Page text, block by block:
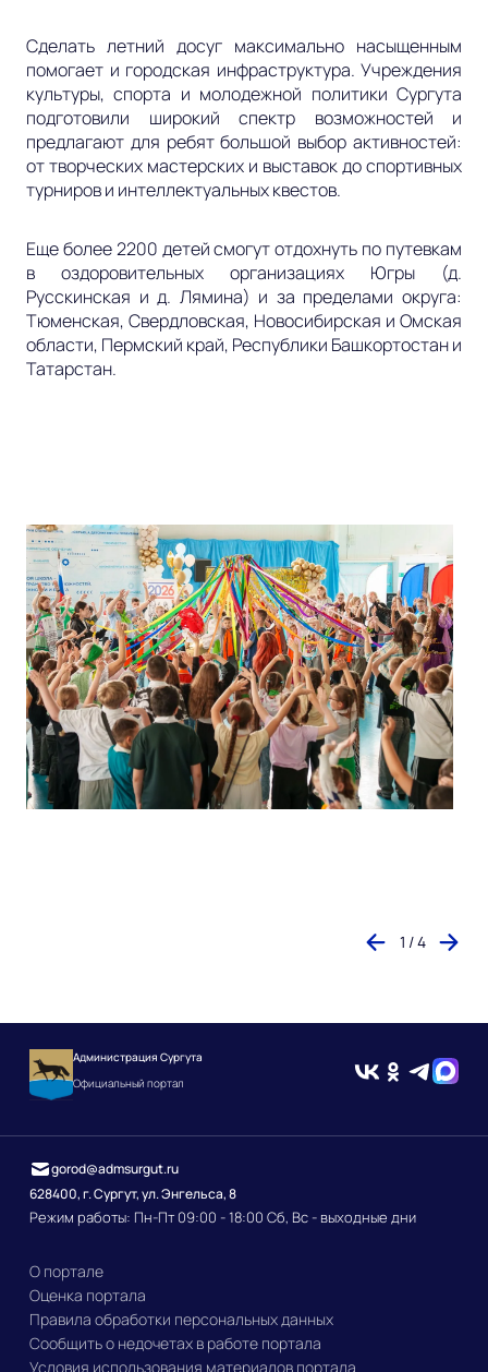
Сделать летний досуг максимально насыщенным
помогает и городская инфраструктура. Учреждения
культуры, спорта и молодежной политики Сургута
подготовили широкий спектр возможностей и
предлагают для ребят большой выбор активностей:
от творческих мастерских и выставок до спортивных
турниров и интеллектуальных квестов.
Еще более 2200 детей смогут отдохнуть по путевкам
в оздоровительных организациях Югры (д.
Русскинская и д. Лямина) и за пределами округа:
Тюменская, Свердловская, Новосибирская и Омская
области, Пермский край, Республики Башкортостан и
Татарстан.
1 / 4
Администрация Сургута
Официальный портал
628400, г. Сургут, ул. Энгельса, 8
Режим работы: Пн-Пт 09:00 - 18:00 Сб, Вс - выходные дни
gorod@admsurgut.ru
О портале
Оценка портала
Правила обработки персональных данных
Сообщить о недочетах в работе портала
Условия использования материалов портала